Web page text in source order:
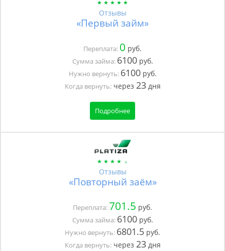
Отзывы
«Первый займ»
Переплата: 0 руб.
Сумма займа: 6100руб.
Нужно вернуть: 6100руб.
Когда вернуть:через 23дня
Подробнее
Отзывы
«Повторный заём»
Переплата: 701.5 руб.
Сумма займа: 6100руб.
Нужно вернуть: 6801.5 руб.
Когда вернуть:через 23дня